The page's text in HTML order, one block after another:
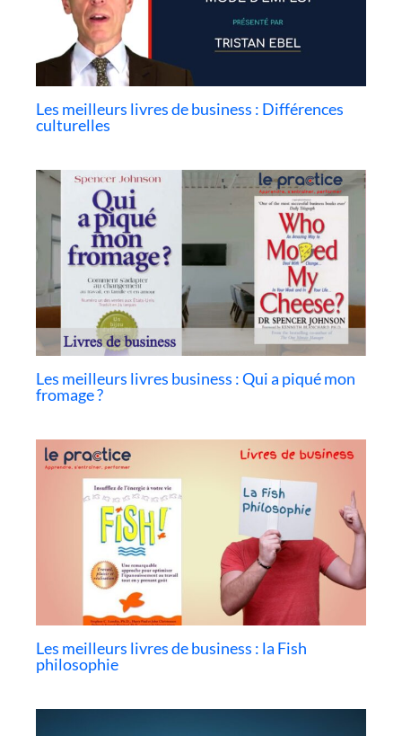
Les meilleurs livres de business : Différences
culturelles
Les meilleurs livres business : Qui a piqué mon
fromage ?
Les meilleurs livres de business : la Fish
philosophie